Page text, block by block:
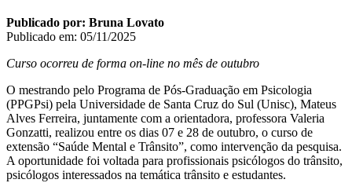
Publicado por: Bruna Lovato
Publicado em: 05/11/2025
Curso ocorreu de forma on-line no mês de outubro
O mestrando pelo Programa de Pós-Graduação em Psicologia
(PPGPsi) pela Universidade de Santa Cruz do Sul (Unisc), Mateus
Alves Ferreira, juntamente com a orientadora, professora Valeria
Gonzatti, realizou entre os dias 07 e 28 de outubro, o curso de
extensão “Saúde Mental e Trânsito”, como intervenção da pesquisa.
A oportunidade foi voltada para profissionais psicólogos do trânsito,
psicólogos interessados na temática trânsito e estudantes.